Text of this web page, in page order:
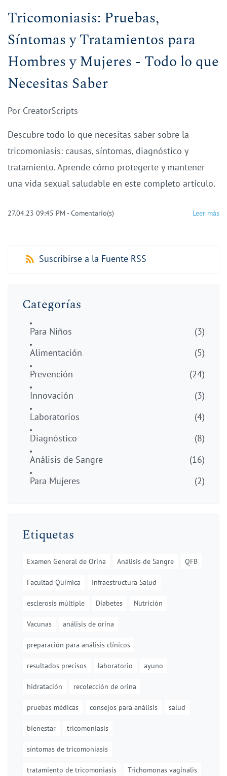
Tricomoniasis: Pruebas,
Síntomas y Tratamientos para
Hombres y Mujeres - Todo lo que
Necesitas Saber
Por CreatorScripts
Descubre todo lo que necesitas saber sobre la
tricomoniasis: causas, síntomas, diagnóstico y
tratamiento. Aprende cómo protegerte y mantener
una vida sexual saludable en este completo artículo.
27.04.23 09:45 PM -Comentario(s) Leer más
Suscribirse a la Fuente RSS
Categorías
Para Niños
(3)
Alimentación
(5)
Prevención
(24)
Innovación
(3)
Laboratorios
(4)
Diagnóstico
(8)
Análisis de Sangre
(16)
Para Mujeres
(2)
Etiquetas
Examen General de Orina Análisis de Sangre QFB
Facultad Química Infraestructura Salud
esclerosis múltiple Diabetes Nutrición
Vacunas análisis de orina
preparación para análisis clínicos
resultados precisos laboratorio ayuno
hidratación recolección de orina
pruebas médicas consejos para análisis salud
bienestar tricomoniasis
síntomas de tricomoniasis
tratamiento de tricomoniasis Trichomonas vaginalis